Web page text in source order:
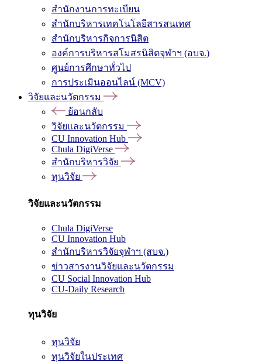
สำนักงานการทะเบียน
สำนักบริหารเทคโนโลยีสารสนเทศ
สำนักบริหารกิจการนิสิต
องค์การบริหารสโมสรนิสิตจุฬาฯ (อบจ.)
ศูนย์การศึกษาทั่วไป
การประเมินออนไลน์ (MCV)
วิจัยและนวัตกรรม
ย้อนกลับ
วิจัยและนวัตกรรม
CU Innovation Hub
Chula DigiVerse
สำนักบริหารวิจัย
ทุนวิจัย
วิจัยและนวัตกรรม
Chula DigiVerse
CU Innovation Hub
สำนักบริหารวิจัยจุฬาฯ (สบจ.)
ข่าวสารงานวิจัยและนวัตกรรม
CU Social Innovation Hub
CU-Daily Research
ทุนวิจัย
ทุนวิจัย
ทุนวิจัยในประเทศ